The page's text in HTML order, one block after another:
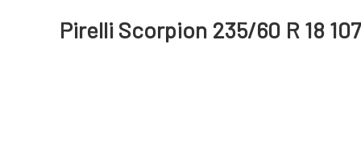
Pirelli Scorpion 235/60 R 18